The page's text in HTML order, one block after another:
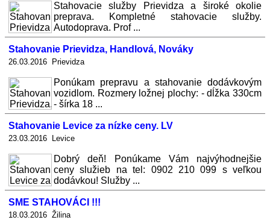
Stahovacie služby Prievidza a široké okolie
preprava. Kompletné stahovacie služby.
Autodoprava. Prof ...
Stahovanie Prievidza, Handlová, Nováky
26.03.2016 Prievidza
Ponúkam prepravu a stahovanie dodávkovým
vozidlom. Rozmery ložnej plochy: - dĺžka 330cm
- šírka 18 ...
Stahovanie Levice za nízke ceny. LV
23.03.2016 Levice
Dobrý deň! Ponúkame Vám najvýhodnejšie
ceny služieb na tel: 0902 210 099 s veľkou
dodávkou! Služby ...
SME STAHOVÁCI !!!
18.03.2016 Žilina